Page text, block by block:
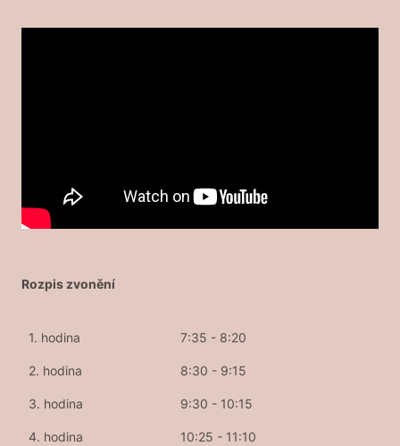
Rozpis zvonění
1. hodina 7:35 - 8:20
2. hodina 8:30 - 9:15
3. hodina 9:30 - 10:15
4. hodina 10:25 - 11:10